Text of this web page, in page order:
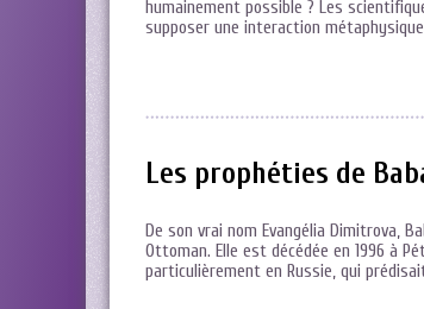
humainement possible ? Les
supposer une interaction
Les prophéties de
De son vrai nom Evangélia Dimitrova,
Ottoman. Elle est décédée en 1996 à
particulièrement en Russie, qui